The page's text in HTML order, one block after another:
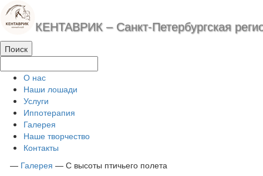
КЕНТАВРИК – Санкт-Петербургская
О нас
Наши лошади
Услуги
Иппотерапия
Галерея
Наше творчество
Контакты
— Галерея —С высоты птичьего полета